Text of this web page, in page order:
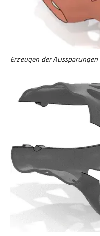
Erzeugen der Aussparungen